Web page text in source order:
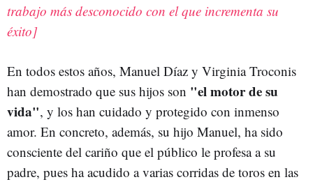
trabajo más desconocido con el que incrementa su
éxito]
En todos estos años, Manuel Díaz y Virginia Troconis
han demostrado que sus hijos son "el motor de su
vida", y los han cuidado y protegido con inmenso
amor. En concreto, además, su hijo Manuel, ha sido
consciente del cariño que el público le profesa a su
padre, pues ha acudido a varias corridas de toros en las